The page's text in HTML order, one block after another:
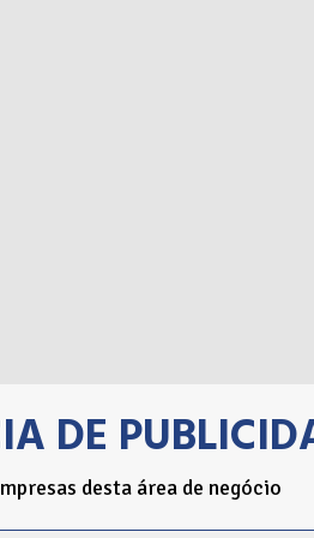
DE
desta área de negócio